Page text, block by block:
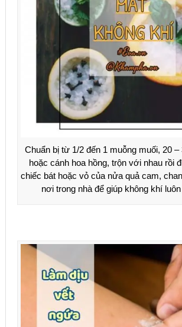
Chuẩn bị từ 1/2 đến 1 muỗng muối, 20 –
hoặc cánh hoa hồng, trộn với nhau rồi
chiếc bát hoặc vỏ của nửa quả cam,
nơi trong nhà để giúp không khí